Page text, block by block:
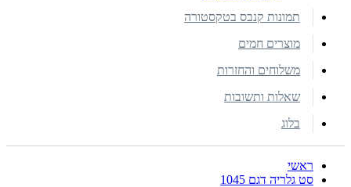
תמונות קנבס בטקסטורה
מוצרים חמים
משלוחים והחזרות
שאלות ותשובות
בלוג
ראשי
סט גלריה דגם 1045